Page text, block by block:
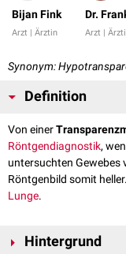
Bijan Fink
Arzt | Ärztin
Dr.
Arzt |
Synonym:
Definition
Von einer
Röntgendiagnostik,
untersuchten Gewebes
Röntgenbild somit
Lunge.
Hintergrund